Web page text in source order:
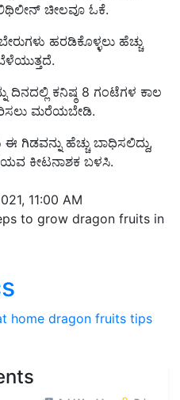
ಚೀಲವೂ ಓಕೆ.
ಹರಡಿಕೊಳ್ಳಲು ಹೆಚ್ಚು
ದಿನದಲ್ಲಿ ಕನಿಷ್ಠ 8 ಗಂಟೆಗಳ ಕಾಲ
ಮರೆಯಬೇಡಿ.
ಗಿಡವನ್ನು ಹೆಚ್ಚು ಬಾಧಿಸಲಿದ್ದು,
ಕೀಟನಾಶಕ ಬಳಸಿ.
11:00 AM
to grow dragon fruits in
home dragon fruits tips